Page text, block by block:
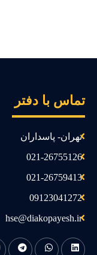
با دفتر
تهران- پاسداران
021-26755126
021-26759413
09123041272
hse@diakopayesh.ir